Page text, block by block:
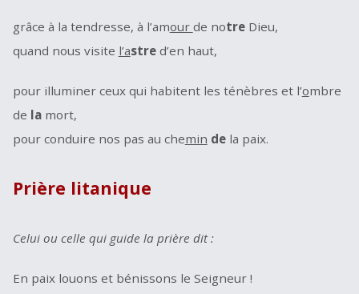
grâce à la tendresse, à l’amour de notreDieu,
quand nous visite l’astred’en haut,
pour illuminer ceux qui habitent les ténèbres et l’ombre
de lamort,
pour conduire nos pas au chemin dela paix.
Prière litanique
Celui ou celle qui guide la prière dit :
En paix louons et bénissons le Seigneur !